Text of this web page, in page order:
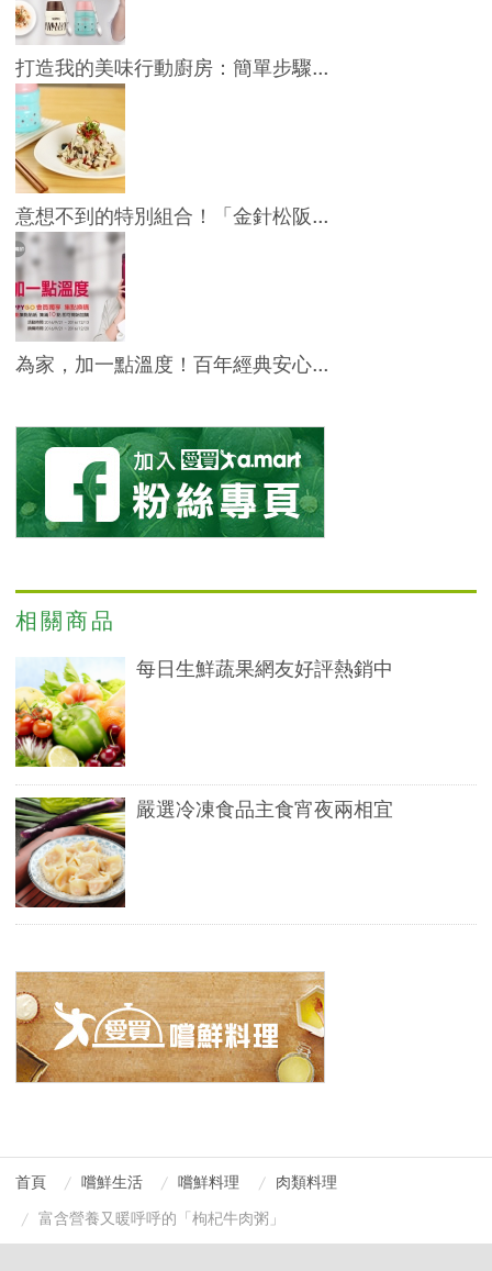
打造我的美味行動廚房：簡單步驟...
意想不到的特別組合！「金針松阪...
為家，加一點溫度！百年經典安心...
相關商品
每日生鮮蔬果網友好評熱銷中
嚴選冷凍食品主食宵夜兩相宜
首頁 嚐鮮生活 嚐鮮料理
肉類料理
富含營養又暖呼呼的「枸杞牛肉粥」